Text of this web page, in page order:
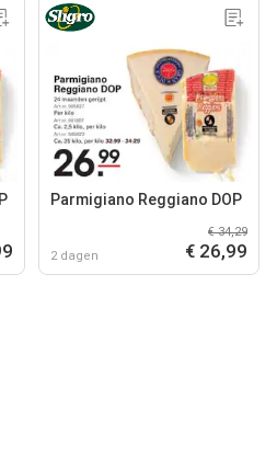
Parmigiano Reggiano DOP
2 dagen
€ 34,29
€ 26,99